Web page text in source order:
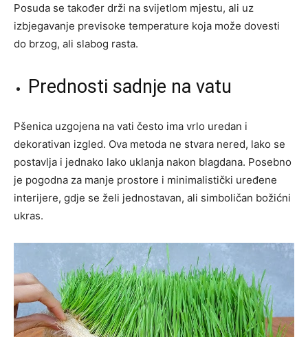
Posuda se također drži na svijetlom mjestu, ali uz
izbjegavanje previsoke temperature koja može dovesti
do brzog, ali slabog rasta.
Prednosti sadnje na vatu
Pšenica uzgojena na vati često ima vrlo uredan i
dekorativan izgled. Ova metoda ne stvara nered, lako se
postavlja i jednako lako uklanja nakon blagdana. Posebno
je pogodna za manje prostore i minimalistički uređene
interijere, gdje se želi jednostavan, ali simboličan božićni
ukras.